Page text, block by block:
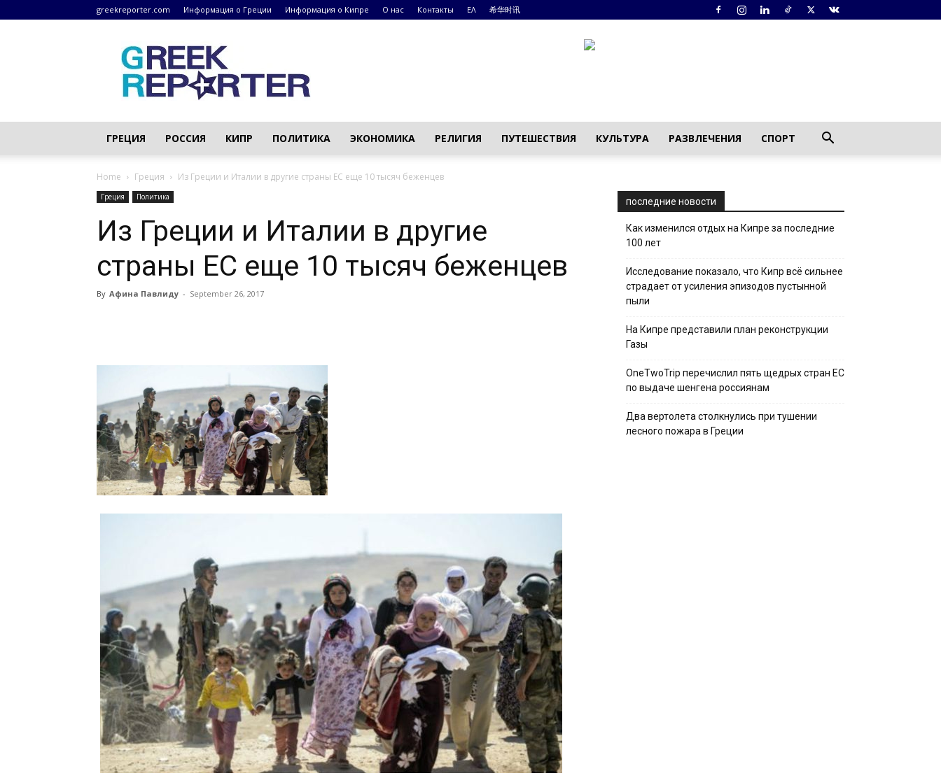
greekreporter.com Информация о Греции Информация о Кипре О нас Контакты ΕΛ 希华时讯
Греческие
новости
–
greekreporter.com
ГРЕЦИЯ РОССИЯ КИПР ПОЛИТИКА ЭКОНОМИКА РЕЛИГИЯ ПУТЕШЕСТВИЯ КУЛЬТУРА РАЗВЛЕЧЕНИЯ СПОРТ
Home Греция Из Греции и Италии в другие страны ЕС еще 10 тысяч беженцев
Греция Политика
Из Греции и Италии в другие
страны ЕС еще 10 тысяч беженцев
By Афина Павлиду - September 26, 2017
последние новости
Как изменился отдых на Кипре за последние
100 лет
Исследование показало, что Кипр всё сильнее
страдает от усиления эпизодов пустынной
пыли
На Кипре представили план реконструкции
Газы
OneTwoTrip перечислил пять щедрых стран ЕС
по выдаче шенгена россиянам
Два вертолета столкнулись при тушении
лесного пожара в Греции